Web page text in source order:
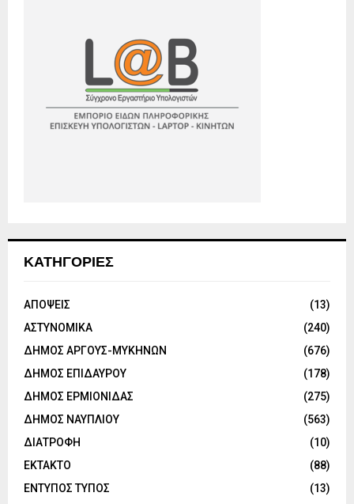
ΚΑΤΗΓΟΡΙΕΣ
ΑΠΟΨΕΙΣ
(13)
ΑΣΤΥΝΟΜΙΚΑ
(240)
ΔΗΜΟΣ ΑΡΓΟΥΣ-ΜΥΚΗΝΩΝ
(676)
ΔΗΜΟΣ ΕΠΙΔΑΥΡΟΥ
(178)
ΔΗΜΟΣ ΕΡΜΙΟΝΙΔΑΣ
(275)
ΔΗΜΟΣ ΝΑΥΠΛΙΟΥ
(563)
ΔΙΑΤΡΟΦΗ
(10)
ΕΚΤΑΚΤΟ
(88)
ΕΝΤΥΠΟΣ ΤΥΠΟΣ
(13)